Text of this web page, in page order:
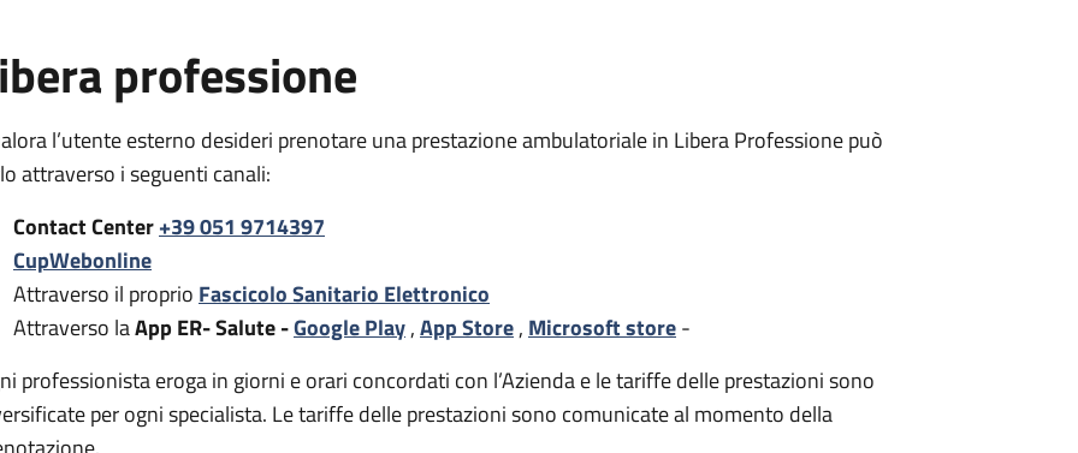
professione
l’utente esterno desideri prenotare una prestazione ambulatoriale in Libera Professione può
attraverso i seguenti canali:
Contact Center+39 051 9714397
CupWebonline
Attraverso il proprio Fascicolo Sanitario Elettronico
Attraverso laApp ER- Salute -Google Play,App Store, Microsoft store-
professionista eroga in giorni e orari concordati con l’Azienda e le tariffe delle prestazioni sono
per ogni specialista. Le tariffe delle prestazioni sono comunicate al momento della